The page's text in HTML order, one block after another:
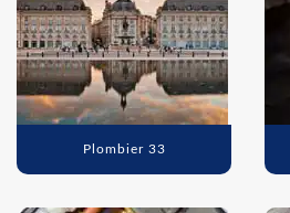
Plombier 33